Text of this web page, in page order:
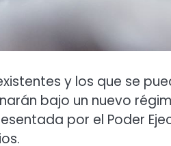
y los que se
bajo un nuevo
por el Poder